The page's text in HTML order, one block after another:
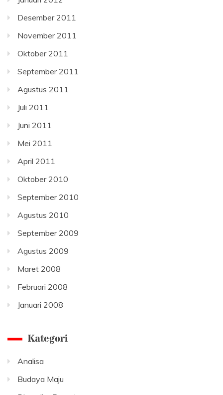
Desember 2011
November 2011
Oktober 2011
September 2011
Agustus 2011
Juli 2011
Juni 2011
Mei 2011
April 2011
Oktober 2010
September 2010
Agustus 2010
September 2009
Agustus 2009
Maret 2008
Februari 2008
Januari 2008
Kategori
Analisa
Budaya Maju